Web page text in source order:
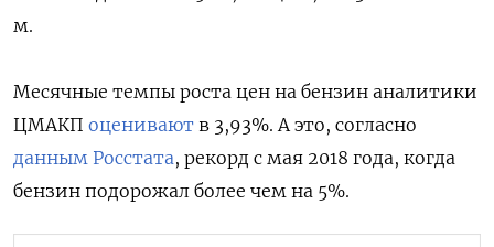
м.
Месячные темпы роста цен на бензин аналитики
ЦМАКП оценивают в 3,93%. А это, согласно
данным Росстата, рекорд с мая 2018 года, когда
бензин подорожал более чем на 5%.